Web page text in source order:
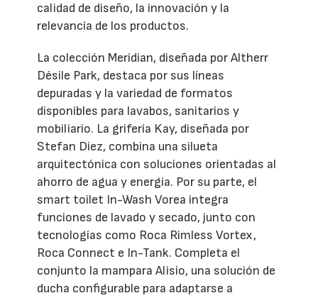
calidad de diseño, la innovación y la
relevancia de los productos.
La colección Meridian, diseñada por Altherr
Désile Park, destaca por sus líneas
depuradas y la variedad de formatos
disponibles para lavabos, sanitarios y
mobiliario. La grifería Kay, diseñada por
Stefan Diez, combina una silueta
arquitectónica con soluciones orientadas al
ahorro de agua y energía. Por su parte, el
smart toilet In-Wash Vorea integra
funciones de lavado y secado, junto con
tecnologías como Roca Rimless Vortex,
Roca Connect e In-Tank. Completa el
conjunto la mampara Alisio, una solución de
ducha configurable para adaptarse a